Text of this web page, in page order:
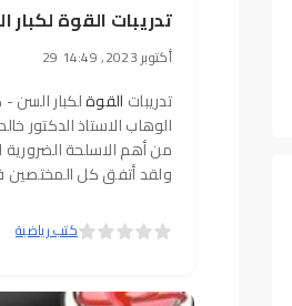
تدريبات القوة
29 أكتوبر 2023, 14:49
تدريبات القوةلكبار السن
الوهاب الاستاذ الدكتور
من أهم الاسلحة
ولقد أتفق كل المختصين
كتب رياضية